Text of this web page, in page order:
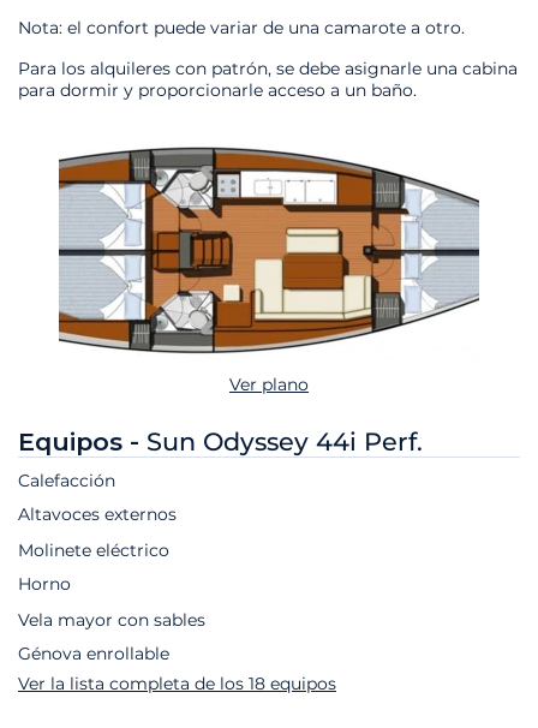
Nota: el confort puede variar de una camarote a otro.
Para los alquileres con patrón, se debe asignarle una cabina
para dormir y proporcionarle acceso a un baño.
Ver plano
Equipos - Sun Odyssey 44i Perf.
Calefacción
Altavoces externos
Molinete eléctrico
Horno
Vela mayor con sables
Génova enrollable
Ver la lista completa de los 18 equipos